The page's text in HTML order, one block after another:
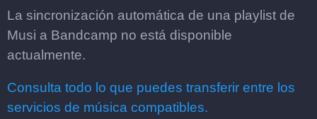
La sincronización automática de una playlist de
Musi a Bandcamp no está disponible
actualmente.
Consulta todo lo que puedes transferir entre los
servicios de música compatibles.